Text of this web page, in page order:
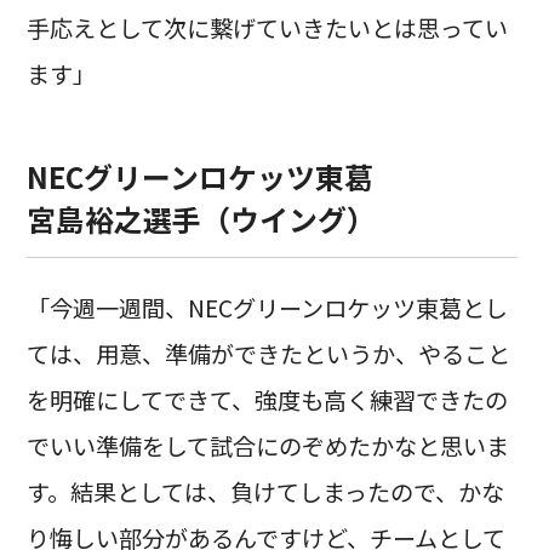
手応えとして次に繋げていきたいとは思ってい
ます」
NECグリーンロケッツ東葛
宮島裕之選手（ウイング）
「今週一週間、NECグリーンロケッツ東葛とし
ては、用意、準備ができたというか、やること
を明確にしてできて、強度も高く練習できたの
でいい準備をして試合にのぞめたかなと思いま
す。結果としては、負けてしまったので、かな
り悔しい部分があるんですけど、チームとして